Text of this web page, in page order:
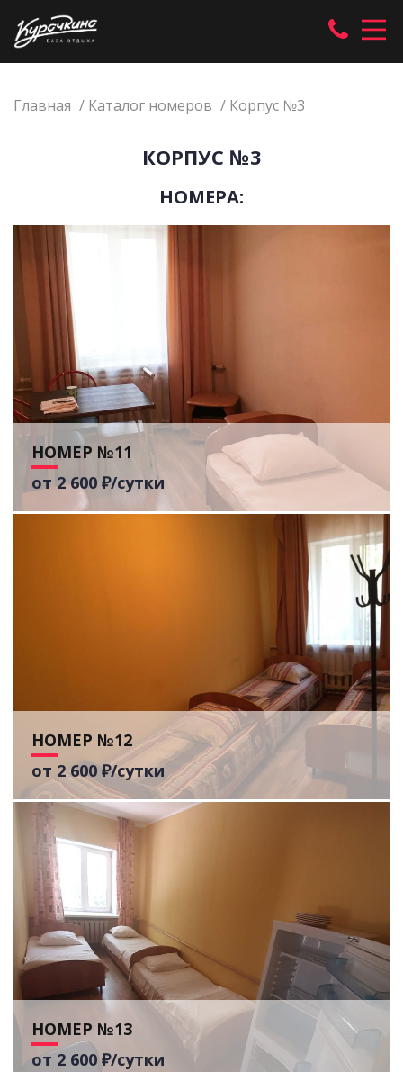
Главная Каталог номеров Корпус №3
КОРПУС №3
НОМЕРА:
НОМЕР №11
от 2 600 ₽/сутки
НОМЕР №12
от 2 600 ₽/сутки
НОМЕР №13
от 2 600 ₽/сутки